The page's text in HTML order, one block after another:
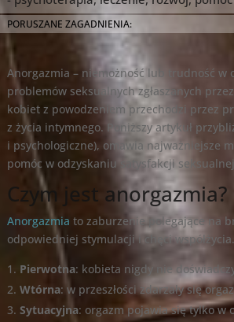
PORUSZANE ZAGADNIENIA:
Anorgazmia – niemożność lub trudność w
problemów seksualnych zgłaszanych
kobiet z powodzeniem przechodzi przez
z życia intymnego. Poniższy artykuł
i psychologiczne), omawia najważniejsze
pomóc w odzyskaniu satysfakcji
Czym jest anorgazmia?
Anorgazmia to zaburzenie polegające na
odpowiedniej stymulacji i chęci
Pierwotna: kobieta nigdy nie
Wtórna: w przeszłości zdarzały się
Sytuacyjna: orgazm pojawia się tylko w